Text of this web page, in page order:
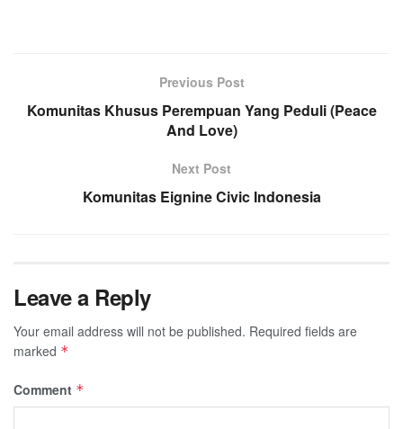
Previous Post
Komunitas Khusus Perempuan Yang Peduli (Peace
And Love)
Next Post
Komunitas Eignine Civic Indonesia
Leave a Reply
Your email address will not be published. Required fields are
marked *
Comment *